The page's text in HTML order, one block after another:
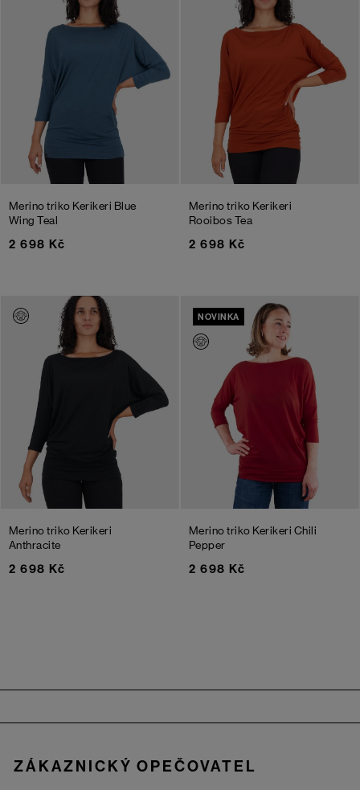
Merino triko Kerikeri Blue
Wing Teal
2 698 Kč
Merino triko Kerikeri
Rooibos Tea
2 698 Kč
Merino triko Kerikeri
Anthracite
2 698 Kč
NOVINKA
Merino triko Kerikeri Chili
Pepper
2 698 Kč
ZÁKAZNICKÝ OPEČOVATEL